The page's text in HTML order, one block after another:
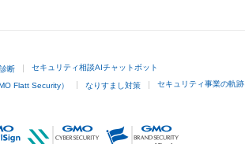
断 セキュリティ相談AIチャットボット
Flatt Security） なりすまし対策 セキュリティ事業の軌跡